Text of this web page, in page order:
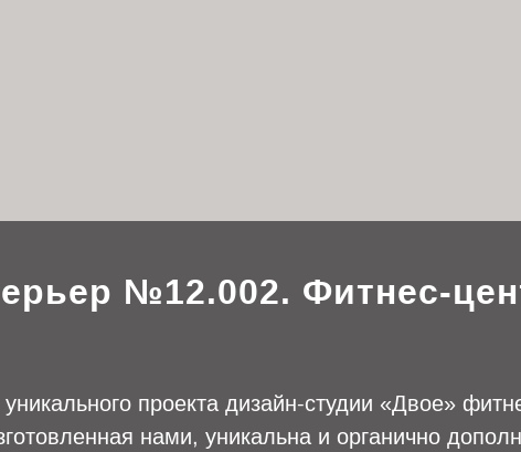
№12.002. Фитнес-
проекта дизайн-студии «Двое»
нами, уникальна и органично